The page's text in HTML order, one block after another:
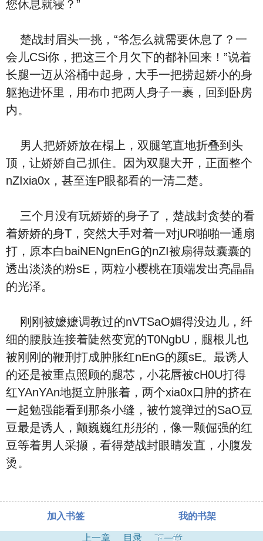
您休息就寝？”
楚战封眉头一挑，“爷怎么就需要休息了？一
会儿CSi你，把这三个月欠下的都补回来！”说着
长腿一迈从浴桶中起身，大手一把捞起娇小的身
躯抱进怀里，用布巾把两人身子一裹，回到卧房
内。
男人把娇娇放在榻上，双腿笔直地折叠到头
顶，让娇娇自己抓住。因为双腿大开，正面整个
nZIxia0x，甚至连P眼都看的一清二楚。
三个月没有玩娇娇的身子了，楚战封贪婪的看
着娇娇的身T，突然大手对着一对jUR啪啪一通扇
打，原本白baiNENgnEnG的nZI被扇得鼓囊囊的
透出淡淡的粉sE，两粒小樱桃在顶端发出亮晶晶
的光泽。
刚刚被嬷嬷调教过的nVTSaO媚得没边儿，纤
细的腰肢连接着陡然变宽的T0NgbU，腿根儿也
被刚刚的鞭刑打成肿胀红nEnG的颜sE。最诱人
的还是被重点照顾的腿芯，小花唇被cH0U打得
红YAnYAn地挺立肿胀着，两个xia0x口肿的挤在
一起勉强能看到那条小缝，被竹篾弹过的SaO豆
豆最是诱人，颤巍巍红彤彤的，像一颗倔强的红
豆等着男人采撷，看得楚战封眼睛发直，小腹发
烫。
加入书签 我的书架
上一章 目录 下一章